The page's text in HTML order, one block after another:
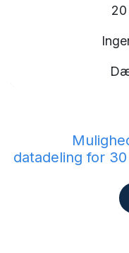
20
datadeling for